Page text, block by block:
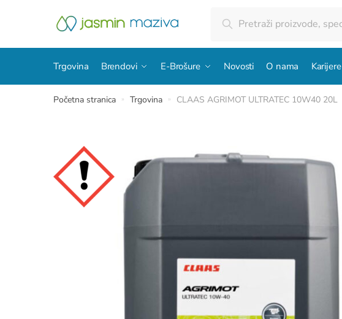
Pretraži
Trgovina Brendovi E-Brošure Novosti O nama Karijere
Početna stranica » Trgovina » CLAAS AGRIMOT ULTRATEC 10W40 20L